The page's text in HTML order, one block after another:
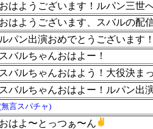
おはようございます！ルパン三世
おはようございます、スバルの配
ルパン出演おめでとうございます
スバルちゃんおはよー！
スバルちゃんおはよう！大役決ま
スバルちゃんおはよー！ルパン出
無言スパチャ)
おはよ〜とっつぁ〜ん